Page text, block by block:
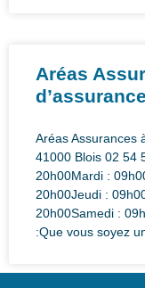
Aréas
d’assurance
Aréas Assurances
41000 Blois 02 54
20h00Mardi :
20h00Jeudi :
20h00Samedi :
:Que vous soyez